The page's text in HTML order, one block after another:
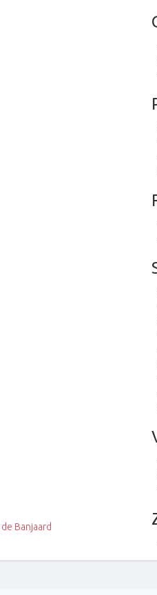
Banjaard